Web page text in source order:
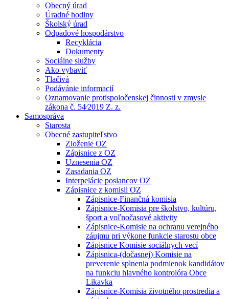
Obecný úrad
Úradné hodiny
Školský úrad
Odpadové hospodárstvo
Recyklácia
Dokumenty
Sociálne služby
Ako vybaviť
Tlačivá
Podávánie informacií
Oznamovanie protispoločenskej činnosti v zmysle
zákona č. 54⁄2019 Z. z.
Samospráva
Starosta
Obecné zastupiteľstvo
Zloženie OZ
Zápisnice z OZ
Uznesenia OZ
Zasadania OZ
Interpelácie poslancov OZ
Zápisnice z komisii OZ
Zápisnice-Finančná komisia
Zápisnice-Komisia pre školstvo, kultúru,
šport a voľnočasové aktivity
Zápisnice-Komisie na ochranu verejného
záujmu pri výkone funkcie starostu obce
Zápisnice Komisie sociálnych vecí
Zápisnica-(dočasnej) Komisie na
preverenie splnenia podmienok kandidátov
na funkciu hlavného kontrolóra Obce
Likavka
Zápisnice-Komisia životného prostredia a